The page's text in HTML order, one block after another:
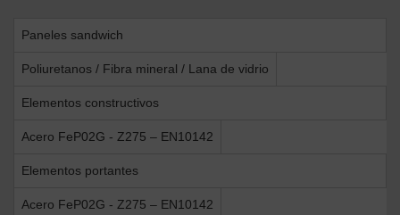
Paneles sandwich
Poliuretanos / Fibra mineral / Lana de vidrio
Elementos constructivos
Acero FeP02G - Z275 – EN10142
Elementos portantes
Acero FeP02G - Z275 – EN10142